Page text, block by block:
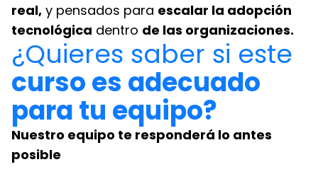
real, y pensados para escalar la adopción
tecnológica dentro de las organizaciones.
¿Quieres saber si este
curso es adecuado
para tu equipo?
Nuestro equipo te responderá lo antes
posible